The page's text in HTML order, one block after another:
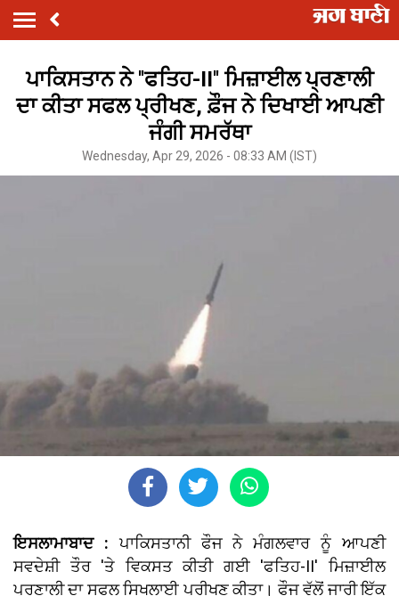
ਪਾਕਿਸਤਾਨ ਨੇ ''ਫਤਿਹ-II'' ਮਿਜ਼ਾਈਲ ਪ੍ਰਣਾਲੀ
ਦਾ ਕੀਤਾ ਸਫਲ ਪ੍ਰੀਖਣ, ਫ਼ੌਜ ਨੇ ਦਿਖਾਈ ਆਪਣੀ
ਜੰਗੀ ਸਮਰੱਥਾ
Wednesday, Apr 29, 2026 - 08:33 AM (IST)
ਇਸਲਾਮਾਬਾਦ :ਪਾਕਿਸਤਾਨੀ ਫੌਜ ਨੇ ਮੰਗਲਵਾਰ ਨੂੰ ਆਪਣੀ
ਸਵਦੇਸ਼ੀ ਤੌਰ 'ਤੇ ਵਿਕਸਤ ਕੀਤੀ ਗਈ 'ਫਤਿਹ-II' ਮਿਜ਼ਾਈਲ
ਪ੍ਰਣਾਲੀ ਦਾ ਸਫਲ ਸਿਖਲਾਈ ਪ੍ਰੀਖਣ ਕੀਤਾ। ਫੌਜ ਵੱਲੋਂ ਜਾਰੀ ਇੱਕ